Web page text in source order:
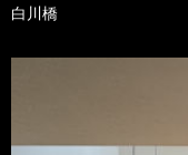
白川橋